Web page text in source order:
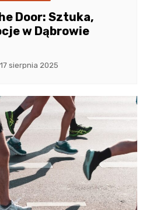
Door: Sztuka,
w Dąbrowie
17 sierpnia 2025